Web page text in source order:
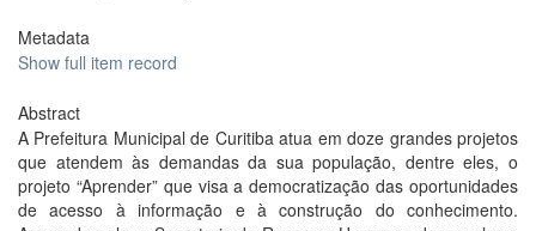
Metadata
Show full item record
Abstract
A Prefeitura Municipal de Curitiba atua em doze grandes projetos
que atendem às demandas da sua população, dentre eles, o
projeto “Aprender” que visa a democratização das oportunidades
de acesso à informação e à construção do conhecimento.